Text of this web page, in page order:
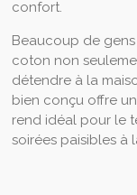
confort.
Beaucoup de
coton non
détendre à la
bien conçu offre
rend idéal pour le
soirées paisibles à